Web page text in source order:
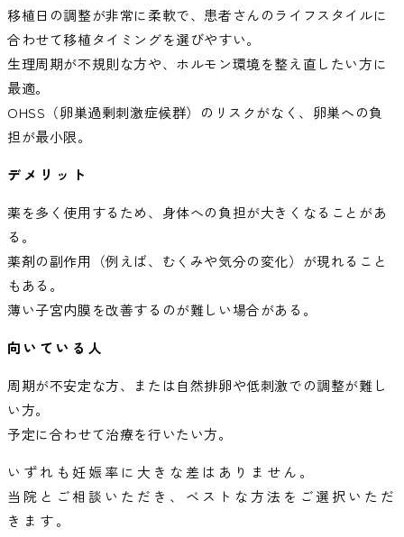
移植日の調整が非常に柔軟で、患者さんのライフスタイルに
合わせて移植タイミングを選びやすい。
生理周期が不規則な方や、ホルモン環境を整え直したい方に
最適。
OHSS（卵巣過剰刺激症候群）のリスクがなく、卵巣への負
担が最小限。
デメリット
薬を多く使用するため、身体への負担が大きくなることがあ
る。
薬剤の副作用（例えば、むくみや気分の変化）が現れること
もある。
薄い子宮内膜を改善するのが難しい場合がある。
向いている人
周期が不安定な方、または自然排卵や低刺激での調整が難し
い方。
予定に合わせて治療を行いたい方。
いずれも妊娠率に大きな差はありません。
当院とご相談いただき、ベストな方法をご選択いただ
きます。